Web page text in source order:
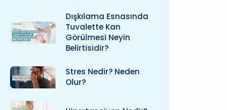
Dışkılama Esnasında
Tuvalette Kan
Görülmesi Neyin
Belirtisidir?
Stres Nedir? Neden
Olur?